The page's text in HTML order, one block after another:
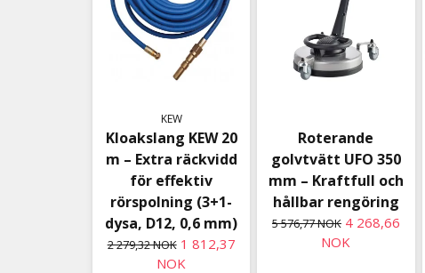
KEW
Kloakslang KEW 20
m – Extra räckvidd
för effektiv
rörspolning (3+1-
dysa, D12, 0,6 mm)
2 279,32 NOK 1 812,37
NOK
Roterande
golvtvätt UFO 350
mm – Kraftfull och
hållbar rengöring
5 576,77 NOK 4 268,66
NOK